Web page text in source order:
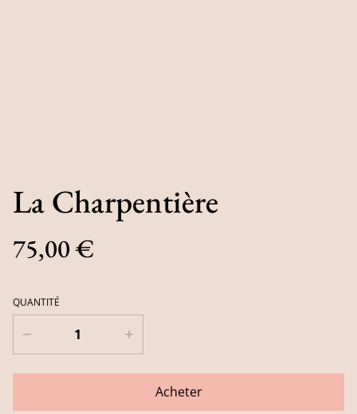
La Charpentière
75,00 €
QUANTITÉ
Acheter